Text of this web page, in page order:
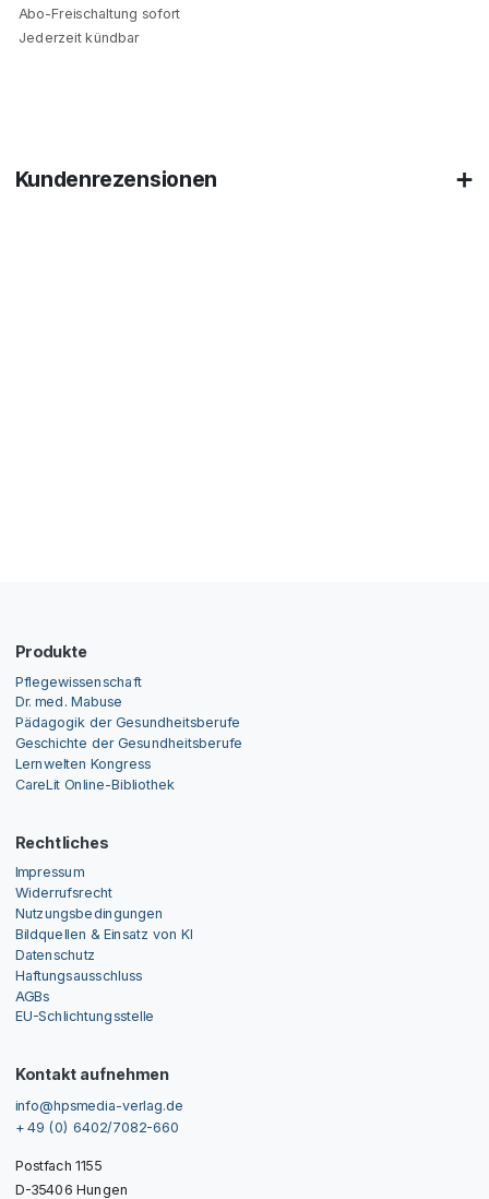
Abo-Freischaltung sofort
Jederzeit kündbar
Kundenrezensionen
Produkte
Pflegewissenschaft
Dr. med. Mabuse
Pädagogik der Gesundheitsberufe
Geschichte der Gesundheitsberufe
Lernwelten Kongress
CareLit Online-Bibliothek
Rechtliches
Impressum
Widerrufsrecht
Nutzungsbedingungen
Bildquellen & Einsatz von KI
Datenschutz
Haftungsausschluss
AGBs
EU-Schlichtungsstelle
Kontakt aufnehmen
info@hpsmedia-verlag.de
+ 49 (0) 6402/7082-660
Postfach 1155
D-35406 Hungen